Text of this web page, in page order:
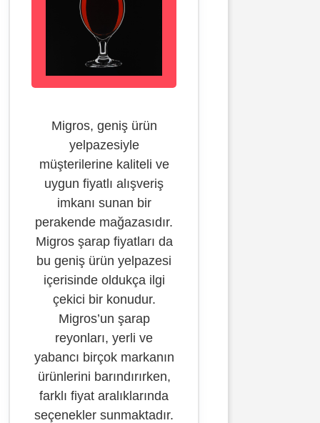
Migros, geniş ürün
yelpazesiyle
müşterilerine kaliteli ve
uygun fiyatlı alışveriş
imkanı sunan bir
perakende mağazasıdır.
Migros şarap fiyatları da
bu geniş ürün yelpazesi
içerisinde oldukça ilgi
çekici bir konudur.
Migros’un şarap
reyonları, yerli ve
yabancı birçok markanın
ürünlerini barındırırken,
farklı fiyat aralıklarında
seçenekler sunmaktadır.